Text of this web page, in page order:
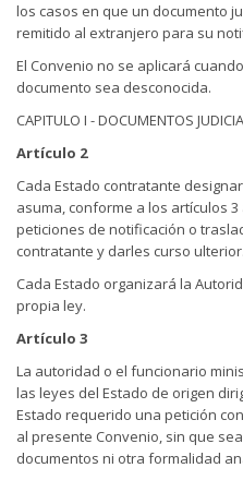
los casos en que un documento
remitido al extranjero para su
El Convenio no se aplicará
documento sea desconocida.
CAPITULO I - DOCUMENTOS
Artículo 2
Cada Estado contratante
asuma, conforme a los artículos
peticiones de notificación o
contratante y darles curso ulterior.
Cada Estado organizará la
propia ley.
Artículo 3
La autoridad o el funcionario
las leyes del Estado de origen
Estado requerido una petición
al presente Convenio, sin que
documentos ni otra formalidad